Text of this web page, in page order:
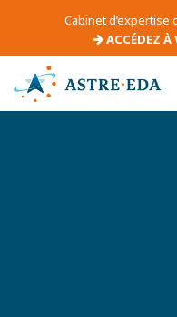
Cabinet d’expertise
ACCÉDEZ À